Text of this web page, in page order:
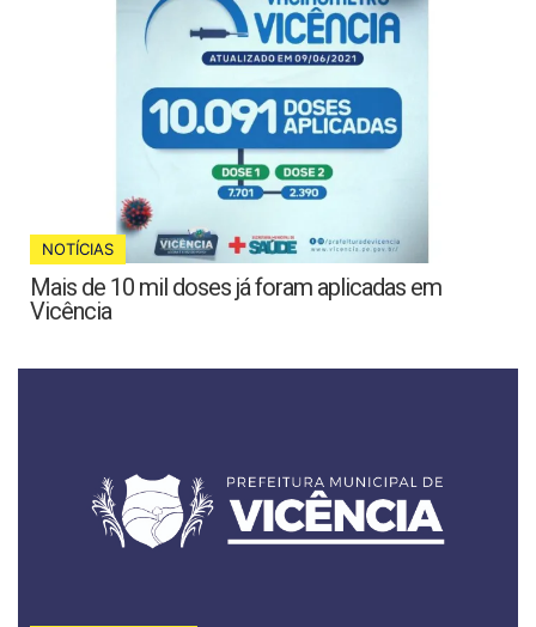
NOTÍCIAS
Mais de 10 mil doses já foram aplicadas em
Vicência